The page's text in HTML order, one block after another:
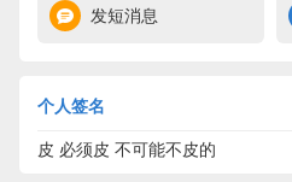
发短消息
个人签名
皮 必须皮 不可能不皮的